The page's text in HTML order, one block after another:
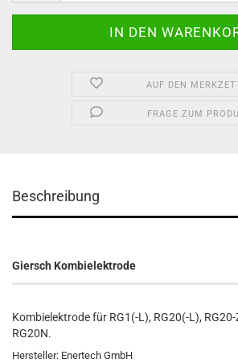
AUF DEN
FRAGE ZUM
Beschreibung
Giersch Kombielektrode
Kombielektrode für RG1(-L), RG20(-L),
RG20N.
Hersteller: Enertech GmbH